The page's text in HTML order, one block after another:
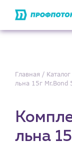
Главная Каталог
льна 15г
льна